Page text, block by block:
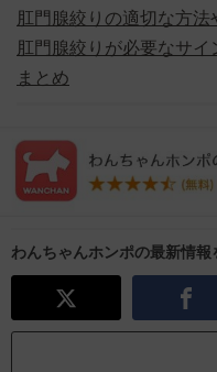
肛門腺絞りの適切な方法
肛門腺絞りが必要なサイ
まとめ
わんちゃんホンポの最新情報